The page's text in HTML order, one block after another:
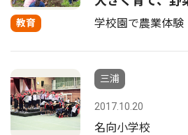
教育 学校園で農業体験
三浦
2017.10.20
名向小学校